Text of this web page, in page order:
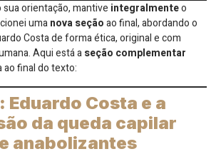
orientação, mantive integralmenteo
umanova seçãoao final, abordando o
Costa de forma ética, original e com
Aqui está aseção complementar
ao final do texto:
Eduardo Costa e a
da queda capilar
anabolizantes